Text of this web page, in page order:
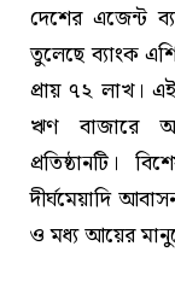
দেশের এজেন্ট
তুলেছে ব্যাংক
প্রায় ৭২ লাখ।
ঋণ বাজারে
প্রতিষ্ঠানটি।
দীর্ঘমেয়াদি
ও মধ্য আয়ের